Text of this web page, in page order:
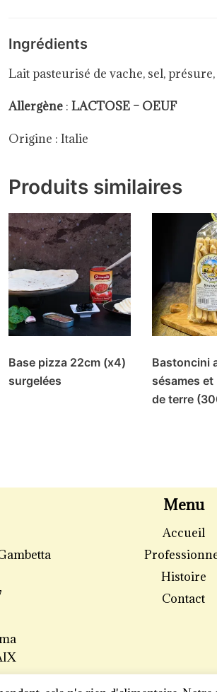
Ingrédients
Lait pasteurisé de vache, sel,
Allergène: LACTOSE – OEUF
Origine : Italie
Produits similaires
Base pizza 22cm (x4)
surgelées
Bastoncini
sésames et
de terre
Menu
Accueil
Histoire
Contact